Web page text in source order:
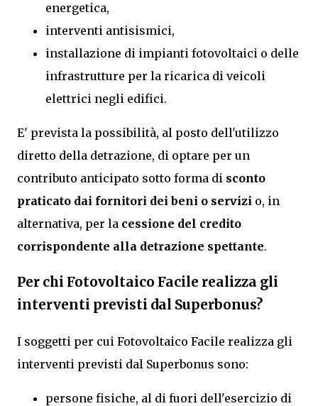
energetica,
interventi antisismici,
installazione di impianti fotovoltaici o delle
infrastrutture per la ricarica di veicoli
elettrici negli edifici.
E' prevista la possibilità, al posto dell'utilizzo
diretto della detrazione, di optare per un
contributo anticipato sotto forma di sconto
praticato dai fornitori dei beni o servizi o, in
alternativa, per la cessione del credito
corrispondente alla detrazione spettante.
Per chi Fotovoltaico Facile realizza gli
interventi previsti dal Superbonus?
I soggetti per cui Fotovoltaico Facile realizza gli
interventi previsti dal Superbonus sono:
persone fisiche, al di fuori dell'esercizio di